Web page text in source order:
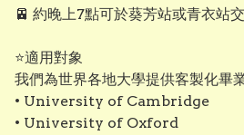
🚈 約晚上7點可於葵芳站或青衣站
⭐適用對象
我們為世界各地大學提供客製化畢
• University of Cambridge
• University of Oxford